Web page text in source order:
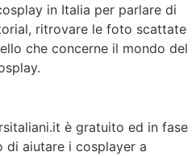
in Italia per parlare di
ritrovare le foto scattate
che concerne il mondo del
è gratuito ed in fase
di aiutare i cosplayer a